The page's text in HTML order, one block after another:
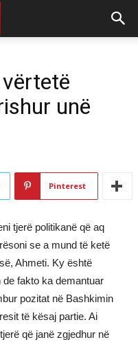
unë
Pinterest
tjerë politikanë që aq
se a mund të ketë
Ahmeti. Ky është
fakto ka demantuar
pozitat në Bashkimin
të kësaj partie. Ai
që janë zgjedhur në